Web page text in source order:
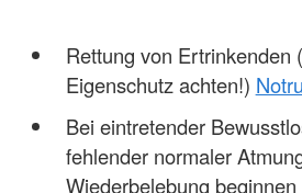
Rettung von Ertrinkenden
Eigenschutz achten!)
Bei eintretender
fehlender normaler
Wiederbelebung beginnen